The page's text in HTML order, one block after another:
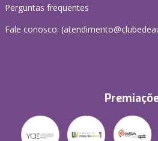
Perguntas frequentes
Fale conosco: